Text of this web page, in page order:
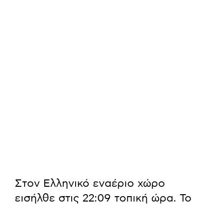
Στον Ελληνικό εναέριο χώρο
εισήλθε στις 22:09 τοπική ώρα. Το